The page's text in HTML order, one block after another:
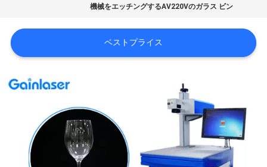
質
管
理
機械をエッチングするAV220Vのガラス ビン
ベストプライス